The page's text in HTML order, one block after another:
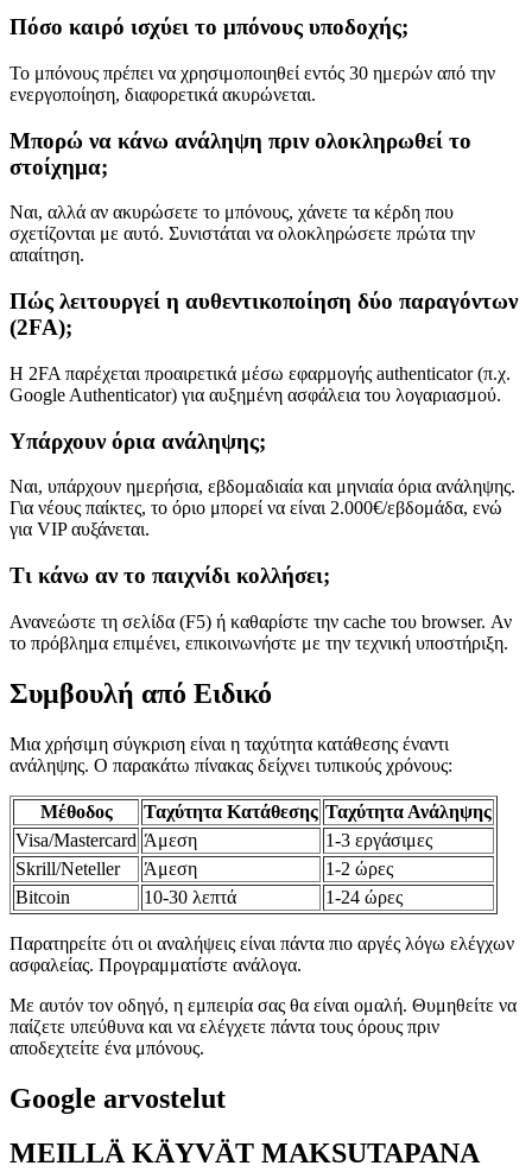
Πόσο καιρό ισχύει το μπόνους υποδοχής;
Το μπόνους πρέπει να χρησιμοποιηθεί εντός 30 ημερών από την
ενεργοποίηση, διαφορετικά ακυρώνεται.
Μπορώ να κάνω ανάληψη πριν ολοκληρωθεί το
στοίχημα;
Ναι, αλλά αν ακυρώσετε το μπόνους, χάνετε τα κέρδη που
σχετίζονται με αυτό. Συνιστάται να ολοκληρώσετε πρώτα την
απαίτηση.
Πώς λειτουργεί η αυθεντικοποίηση δύο παραγόντων
(2FA);
Η 2FA παρέχεται προαιρετικά μέσω εφαρμογής authenticator (π.χ.
Google Authenticator) για αυξημένη ασφάλεια του λογαριασμού.
Υπάρχουν όρια ανάληψης;
Ναι, υπάρχουν ημερήσια, εβδομαδιαία και μηνιαία όρια ανάληψης.
Για νέους παίκτες, το όριο μπορεί να είναι 2.000€/εβδομάδα, ενώ
για VIP αυξάνεται.
Τι κάνω αν το παιχνίδι κολλήσει;
Ανανεώστε τη σελίδα (F5) ή καθαρίστε την cache του browser. Αν
το πρόβλημα επιμένει, επικοινωνήστε με την τεχνική υποστήριξη.
Συμβουλή από Ειδικό
Μια χρήσιμη σύγκριση είναι η ταχύτητα κατάθεσης έναντι
ανάληψης. Ο παρακάτω πίνακας δείχνει τυπικούς χρόνους:
Μέθοδος Ταχύτητα Κατάθεσης Ταχύτητα Ανάληψης
Visa/Mastercard Άμεση
1-3 εργάσιμες
Skrill/Neteller
Άμεση
1-2 ώρες
Bitcoin
10-30 λεπτά 1-24 ώρες
Παρατηρείτε ότι οι αναλήψεις είναι πάντα πιο αργές λόγω ελέγχων
ασφαλείας. Προγραμματίστε ανάλογα.
Με αυτόν τον οδηγό, η εμπειρία σας θα είναι ομαλή. Θυμηθείτε να
παίζετε υπεύθυνα και να ελέγχετε πάντα τους όρους πριν
αποδεχτείτε ένα μπόνους.
Google arvostelut
MEILLÄ KÄYVÄT MAKSUTAPANA